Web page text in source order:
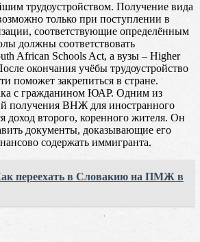
трудоустройством. Получение вида
только при поступлении в
соответствующие определённым
должны соответствовать
African Schools Act, а вузы – Higher
окончания учёбы трудоустройство
поможет закрепиться в стране.
с гражданином ЮАР. Одним из
получения ВНЖ для иностранного
доход второго, коренного жителя. Он
документы, доказывающие его
содержать иммигранта.
переехать в Словакию на ПМЖ в